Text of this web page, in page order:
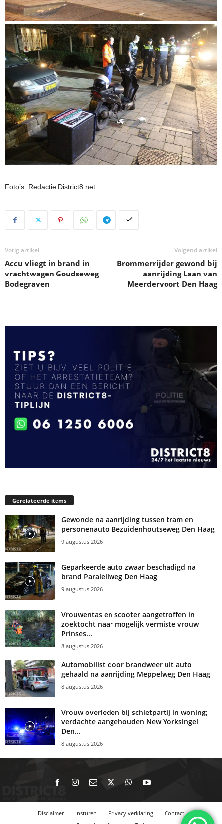
Foto’s: Redactie District8.net
Vorig artikel
Accu vliegt in brand in
vrachtwagen Goudseweg
Bodegraven
Volgend artikel
Brommerrijder gewond bij
aanrijding Laan van
Meerdervoort Den Haag
Gerelateerde items
Gewonde na aanrijding tussen tram en
personenauto Bezuidenhoutseweg Den Haag
9 augustus 2026
Geparkeerde auto zwaar beschadigd na
brand Paralellweg Den Haag
9 augustus 2026
Vrouwentas en scooter aangetroffen in
zoektocht naar mogelijk vermiste vrouw
Prinses...
8 augustus 2026
Automobilist door brandweer uit auto
gehaald na aanrijding Meppelweg Den Haag
8 augustus 2026
Vrouw overleden bij schietpartij in woning;
verdachte aangehouden New Yorksingel
Den...
8 augustus 2026
Disclaimer Insturen Privacy verklaring
Contact